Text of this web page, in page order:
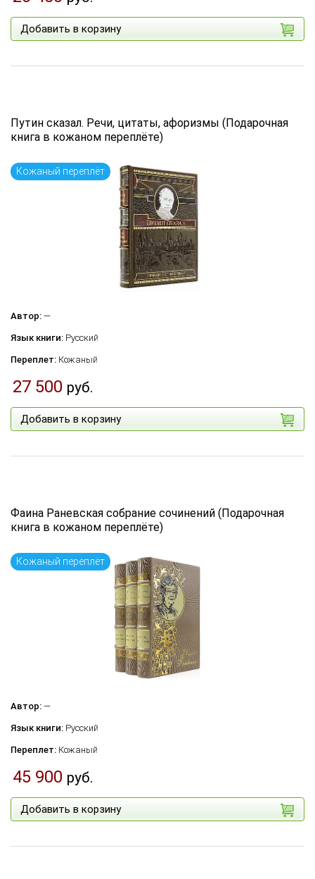
Добавить в корзину
Путин сказал. Речи, цитаты, афоризмы (Подарочная
книга в кожаном переплёте)
Кожаный переплёт
Автор: —
Язык книги: Русский
Переплет: Кожаный
27 500 руб.
Добавить в корзину
Фаина Раневская собрание сочинений (Подарочная
книга в кожаном переплёте)
Кожаный переплёт
Автор: —
Язык книги: Русский
Переплет: Кожаный
45 900 руб.
Добавить в корзину